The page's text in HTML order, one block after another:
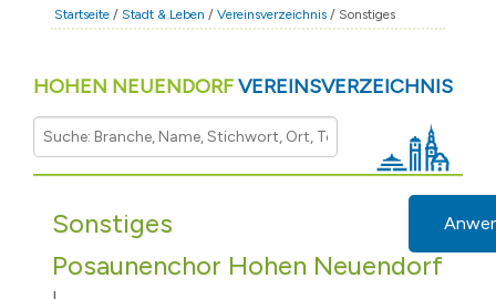
RATHAUS & POLITIK
FAMILIE & BILDUNG
TOURISMUS
BAUEN & WIRTSCHAFT
Startseite /Stadt & Leben /Vereinsverzeichnis / Sonstiges
HOHEN NEUENDORFVEREINSVERZEICHNIS
Sonstiges
Posaunenchor Hohen Neuendorf